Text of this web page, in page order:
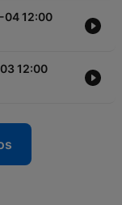
04 12:00
12:00